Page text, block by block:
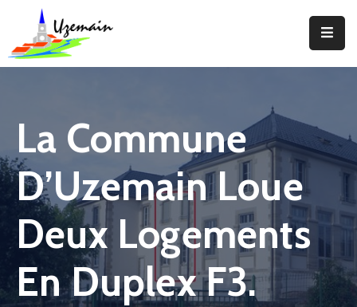
Actualités
Votre
Commune
Votre
Mairie
Services
Vie
La Commune
D’Uzemain Loue
Deux Logements
En Duplex F3.